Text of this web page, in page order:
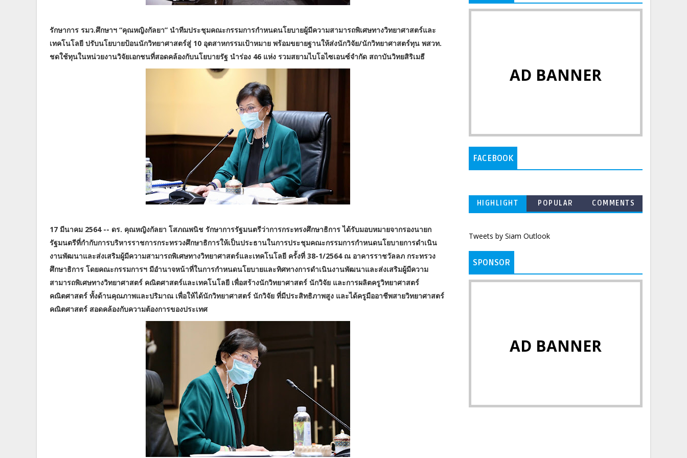
รักษาการ รมว.ศึกษาฯ “คุณหญิงกัลยา” นำทีมประชุมคณะกรรมการกำหนดนโยบายผู้มีความสามารถพิเศษทางวิทยาศาสตร์และ
เทคโนโลยี ปรับนโยบายป้อนนักวิทยาศาสตร์สู่ 10 อุตสาหกรรมเป้าหมาย พร้อมขยายฐานให้ส่งนักวิจัย/นักวิทยาศาสตร์ทุน พสวท.
ชดใช้ทุนในหน่วยงานวิจัยเอกชนที่สอดคล้องกับนโยบายรัฐ นำร่อง 46 แห่ง รวมสยามไบโอไซเอนซ์จำกัด สถาบันวิทยสิริเมธี
17 มีนาคม 2564 -- ดร. คุณหญิงกัลยา โสภณพนิช รักษาการรัฐมนตรีว่าการกระทรงศึกษาธิการ ได้รับมอบหมายจากรองนายก
รัฐมนตรีที่กำกับการบริหารราชการกระทรวงศึกษาธิการให้เป็นประธานในการประชุมคณะกรรมการกำหนดนโยบายการดำเนิน
งานพัฒนาและส่งเสริมผู้มีความสามารถพิเศษทางวิทยาศาสตร์และเทคโนโลยี ครั้งที่ 38-1/2564 ณ อาคารราชวัลลภ กระทรวง
ศึกษาธิการ โดยคณะกรรมการฯ มีอำนาจหน้าที่ในการกำหนดนโยบายและทิศทางการดำเนินงานพัฒนาและส่งเสริมผู้มีความ
สามารถพิเศษทางวิทยาศาสตร์ คณิตศาสตร์และเทคโนโลยี เพื่อสร้างนักวิทยาศาสตร์ นักวิจัย และการผลิตครูวิทยาศาสตร์
คณิตศาสตร์ ทั้งด้านคุณภาพและปริมาณ เพื่อให้ได้นักวิทยาศาสตร์ นักวิจัย ที่มีประสิทธิภาพสูง และได้ครูมืออาชีพสายวิทยาศาสตร์
คณิตศาสตร์ สอดคล้องกับความต้องการของประเทศ
AD BANNER
FACEBOOK
HIGHLIGHT POPULAR COMMENTS
Tweets by Siam Outlook
SPONSOR
AD BANNER